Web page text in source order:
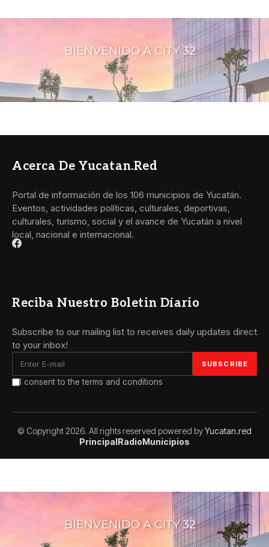
Acerca De Yucatan.red
Portal de información de los 106 municipios de Yucatán.
Eventos, actividades políticas, culturales, deportivas,
culturales, turismo, social y el avance de Yucatán a nivel
local, nacional e internacional.
Reciba Nuestro Boletin Díario
Subscribe to our mailing list to receives daily updates direct
to your inbox!
I consent to the terms and conditions
© Copyright 2026. All rights reserved powered byYucatan.red
PrincipalRadioMunicipios